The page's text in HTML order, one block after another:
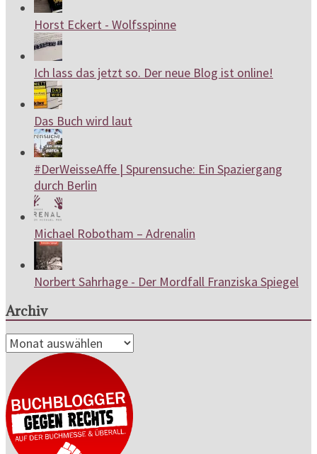
Horst Eckert - Wolfsspinne
Ich lass das jetzt so. Der neue Blog ist online!
Das Buch wird laut
#DerWeisseAffe | Spurensuche: Ein Spaziergang
durch Berlin
Michael Robotham – Adrenalin
Norbert Sahrhage - Der Mordfall Franziska Spiegel
Archiv
Archiv